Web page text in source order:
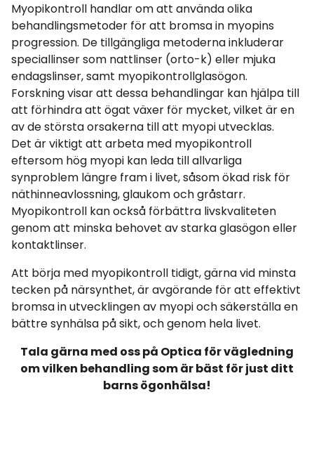
Myopikontroll handlar om att använda olika
behandlingsmetoder för att bromsa in myopins
progression. De tillgängliga metoderna inkluderar
speciallinser som nattlinser (orto-k) eller mjuka
endagslinser, samt myopikontrollglasögon.
Forskning visar att dessa behandlingar kan hjälpa till
att förhindra att ögat växer för mycket, vilket är en
av de största orsakerna till att myopi utvecklas.
Det är viktigt att arbeta med myopikontroll
eftersom hög myopi kan leda till allvarliga
synproblem längre fram i livet, såsom ökad risk för
näthinneavlossning, glaukom och gråstarr.
Myopikontroll kan också förbättra livskvaliteten
genom att minska behovet av starka glasögon eller
kontaktlinser.
Att börja med myopikontroll tidigt, gärna vid minsta
tecken på närsynthet, är avgörande för att effektivt
bromsa in utvecklingen av myopi och säkerställa en
bättre synhälsa på sikt, och genom hela livet.
Tala gärna med oss på Optica för vägledning
om vilken behandling som är bäst för just ditt
barns ögonhälsa!